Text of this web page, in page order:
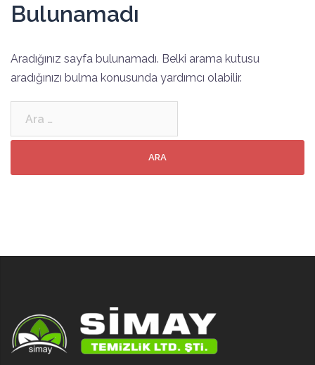
Bulunamadı
Aradığınız sayfa bulunamadı. Belki arama kutusu
aradığınızı bulma konusunda yardımcı olabilir.